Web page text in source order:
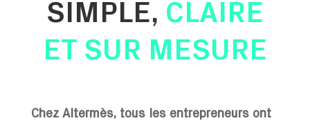
SIMPLE, CLAIRE
ET SUR MESURE
Chez Altermès, tous les entrepreneurs ont